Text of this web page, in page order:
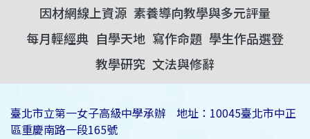
因材網線上資源 素養導向教學與多元評量
每月輕經典 自學天地 寫作命題 學生作品選登
教學研究 文法與修辭
臺北市立第一女子高級中學承辦 地址：10045臺北市中正
區重慶南路一段165號